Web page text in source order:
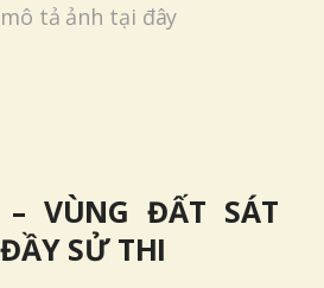
tả ảnh tại đây
VÙNG ĐẤT SÁT
SỬ THI